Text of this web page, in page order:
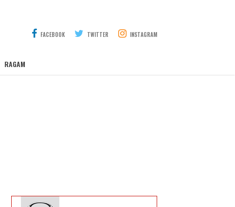
FACEBOOK TWITTER INSTAGRAM
RAGAM